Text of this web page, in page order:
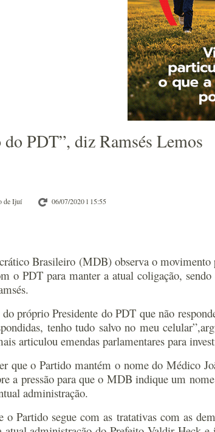
PDT”, diz Ramsés Lemos
de Ijuí 06/07/2020 l 15:55
Brasileiro (MDB) observa o
o PDT para manter a atual coligação,
próprio Presidente do PDT que não
tenho tudo salvo no meu
articulou emendas parlamentares para
que o Partido mantém o nome do Médico
a pressão para que o MDB indique um
administração.
o Partido segue com as tratativas com as